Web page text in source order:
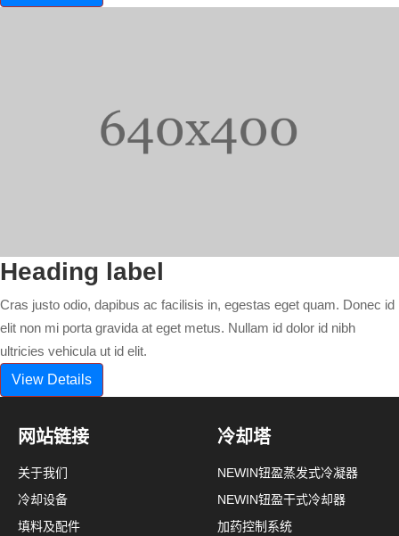
Heading label
Cras justo odio, dapibus ac facilisis in, egestas eget quam. Donec id
elit non mi porta gravida at eget metus. Nullam id dolor id nibh
ultricies vehicula ut id elit.
View Details
网站链接
关于我们
冷却设备
填料及配件
冷却塔
NEWIN钮盈蒸发式冷凝器
NEWIN钮盈干式冷却器
加药控制系统